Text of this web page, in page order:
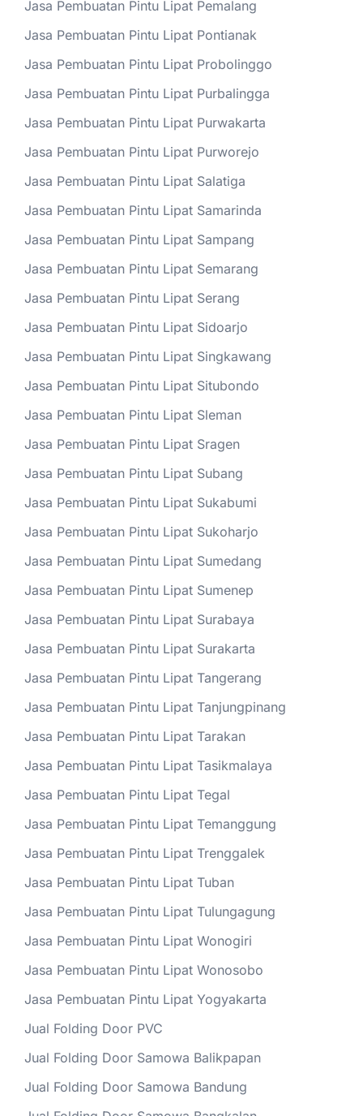
Jasa Pembuatan Pintu Lipat Pemalang
Jasa Pembuatan Pintu Lipat Pontianak
Jasa Pembuatan Pintu Lipat Probolinggo
Jasa Pembuatan Pintu Lipat Purbalingga
Jasa Pembuatan Pintu Lipat Purwakarta
Jasa Pembuatan Pintu Lipat Purworejo
Jasa Pembuatan Pintu Lipat Salatiga
Jasa Pembuatan Pintu Lipat Samarinda
Jasa Pembuatan Pintu Lipat Sampang
Jasa Pembuatan Pintu Lipat Semarang
Jasa Pembuatan Pintu Lipat Serang
Jasa Pembuatan Pintu Lipat Sidoarjo
Jasa Pembuatan Pintu Lipat Singkawang
Jasa Pembuatan Pintu Lipat Situbondo
Jasa Pembuatan Pintu Lipat Sleman
Jasa Pembuatan Pintu Lipat Sragen
Jasa Pembuatan Pintu Lipat Subang
Jasa Pembuatan Pintu Lipat Sukabumi
Jasa Pembuatan Pintu Lipat Sukoharjo
Jasa Pembuatan Pintu Lipat Sumedang
Jasa Pembuatan Pintu Lipat Sumenep
Jasa Pembuatan Pintu Lipat Surabaya
Jasa Pembuatan Pintu Lipat Surakarta
Jasa Pembuatan Pintu Lipat Tangerang
Jasa Pembuatan Pintu Lipat Tanjungpinang
Jasa Pembuatan Pintu Lipat Tarakan
Jasa Pembuatan Pintu Lipat Tasikmalaya
Jasa Pembuatan Pintu Lipat Tegal
Jasa Pembuatan Pintu Lipat Temanggung
Jasa Pembuatan Pintu Lipat Trenggalek
Jasa Pembuatan Pintu Lipat Tuban
Jasa Pembuatan Pintu Lipat Tulungagung
Jasa Pembuatan Pintu Lipat Wonogiri
Jasa Pembuatan Pintu Lipat Wonosobo
Jasa Pembuatan Pintu Lipat Yogyakarta
Jual Folding Door PVC
Jual Folding Door Samowa Balikpapan
Jual Folding Door Samowa Bandung